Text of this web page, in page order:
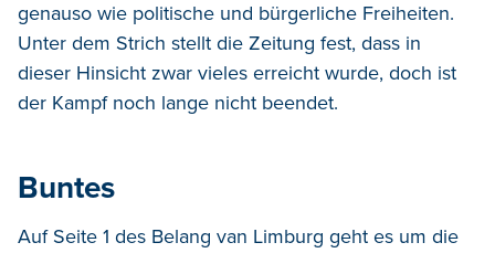
genauso wie politische und bürgerliche Freiheiten.
Unter dem Strich stellt die Zeitung fest, dass in
dieser Hinsicht zwar vieles erreicht wurde, doch ist
der Kampf noch lange nicht beendet.
Buntes
Auf Seite 1 des Belang van Limburg geht es um die